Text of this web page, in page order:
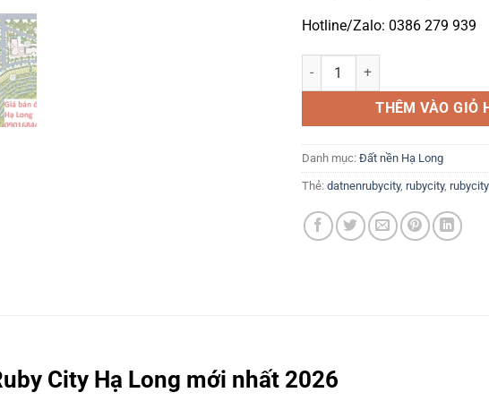
Hotline/Zalo: 0386 279 939
Giá bán đất nền Ruby City Hạ
THÊM VÀO GIỎ
Danh mục: Đất nền Hạ Long
Thẻ: datnenrubycity, rubycity,
City Hạ Long mới nhất 2026